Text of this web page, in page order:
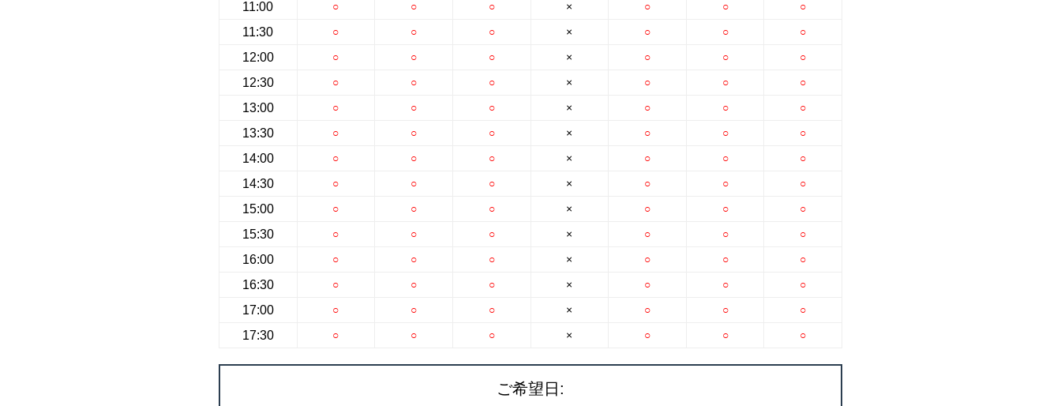
11:00
11:30
12:00
12:30
13:00
13:30
14:00
14:30
15:00
15:30
16:00
16:30
17:00
17:30
○
○
○
○
○
○
○
○
○
○
○
○
○
○
○
○
○
○
○
○
○
○
○
○
○
○
○
○
○
○
○
○
○
○
○
○
○
○
○
○
○
○
×
×
×
×
×
×
×
×
×
×
×
×
×
×
○
○
○
○
○
○
○
○
○
○
○
○
○
○
○
○
○
○
○
○
○
○
○
○
○
○
○
○
○
○
○
○
○
○
○
○
○
○
○
○
○
○
ご希望日: